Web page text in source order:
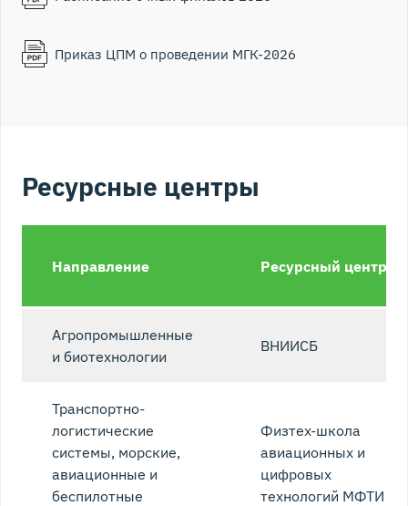
Приказ ЦПМ о проведении МГК-2026
Ресурсные центры
Направление Ресурсный центр
Агропромышленные
и биотехнологии
ВНИИСБ
Транспортно-
логистические
системы, морские,
авиационные и
беспилотные
Физтех-школа
авиационных и
цифровых
технологий МФТИ